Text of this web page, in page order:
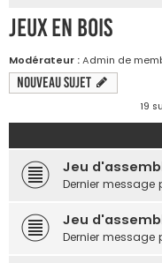
Jeux en bois
Modérateur :Admin de
Nouveau sujet
19
Jeu
Dernier message
Jeu
Dernier message